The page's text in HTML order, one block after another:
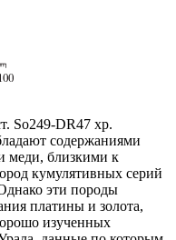
So249-DR47 хр.
содержаниями
меди, близкими к
кумулятивных серий
эти породы
платины и золота,
изученных